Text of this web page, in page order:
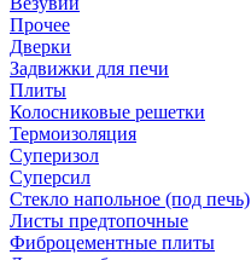
Прочее
Дверки
Задвижки для печи
Плиты
Колосниковые решетки
Термоизоляция
Суперизол
Суперсил
Стекло напольное (под печь)
Листы предтопочные
Фиброцементные плиты